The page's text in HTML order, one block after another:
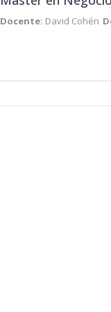
Docente: David Cohén